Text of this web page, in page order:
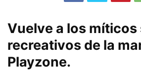
Vuelve a los míticos
recreativos de la
Playzone.